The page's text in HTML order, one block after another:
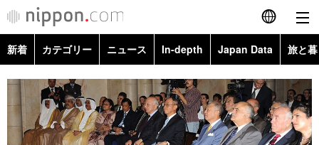
English
简体字
繁體字
カテゴリー
新着 カテゴリー ニュース In-depth Japan Data 旅と
政治・外交
経済・ビジネス
Topics
Images